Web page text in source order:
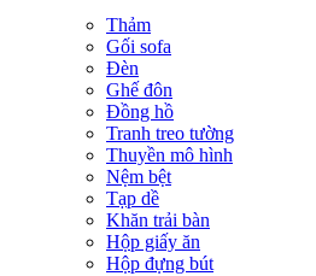
Thảm
Gối sofa
Đèn
Ghế đôn
Đồng hồ
Tranh treo tường
Thuyền mô hình
Nệm bệt
Tạp dề
Khăn trải bàn
Hộp giấy ăn
Hộp đựng bút